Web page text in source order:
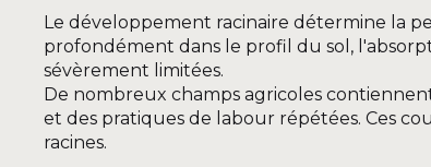
Le développement racinaire détermine la
profondément dans le profil du sol,
sévèrement limitées.
De nombreux champs agricoles
et des pratiques de labour répétées. Ces
racines.